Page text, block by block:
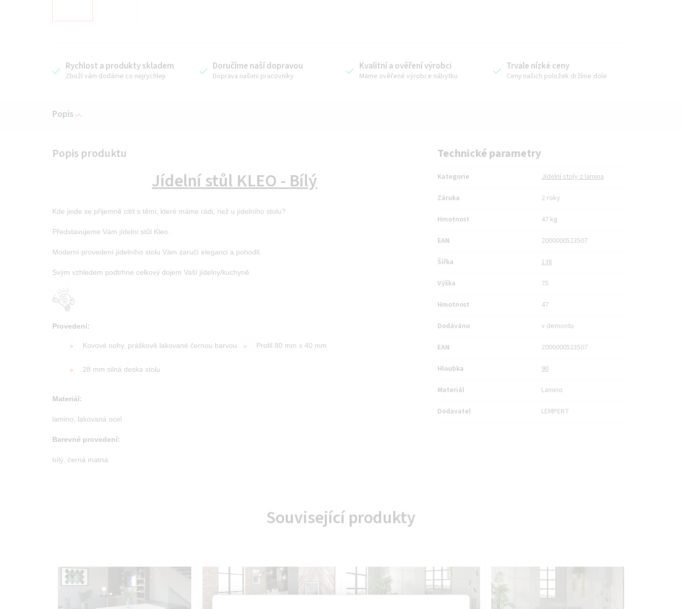
Rychlost a produkty skladem
Zboží vám dodáme co nejrychleji
Doručíme naší dopravou
Doprava našimi pracovníky
Kvalitní a ověření výrobci
Máme ověřené výrobce nábytku
Trvale nízké ceny
Ceny našich položek držíme dole
Popis
Jídelní stůl KLEO - Bílý
Kde jinde se přijemně citít s těmi, které máme rádi, než u jídelního stolu?
Představujeme Vám jídelní stůl Kleo.
Moderní provedení jídelního stolu Vám zaručí eleganci a pohodlí.
Svým vzhledem podtrhne celkový dojem Vaší jídelny/kuchyně.
Provedení:
Kovové nohy, práškově lakované černou barvou Profil 80 mm x 40 mm
28 mm silná deska stolu
Materiál:
lamino, lakovaná ocel
Barevné provedení:
bílý, černá matná
Technické parametry
Kategorie Jídelní stoly z lamina
Záruka 2 roky
Hmotnost 47 kg
EAN 2000000523507
Šířka 138
Výška 75
Hmotnost 47
Dodáváno v demontu
EAN 2000000523507
Hloubka 90
Materiál Lamino
Dodavatel LEMPERT
Související produkty